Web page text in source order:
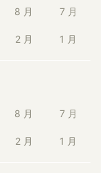
8 月 7 月
2 月 1 月
8 月 7 月
2 月 1 月